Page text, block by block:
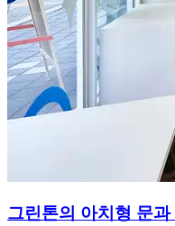
그린톤의 아치형 문